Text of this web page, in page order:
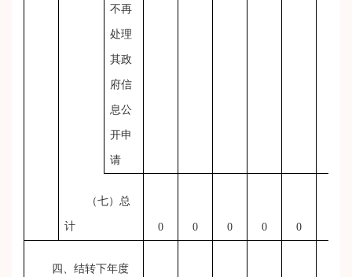
不再
处理
其政
府信
息公
开申
请
（七）总
计 0 0 0 0 0
四、结转下年度